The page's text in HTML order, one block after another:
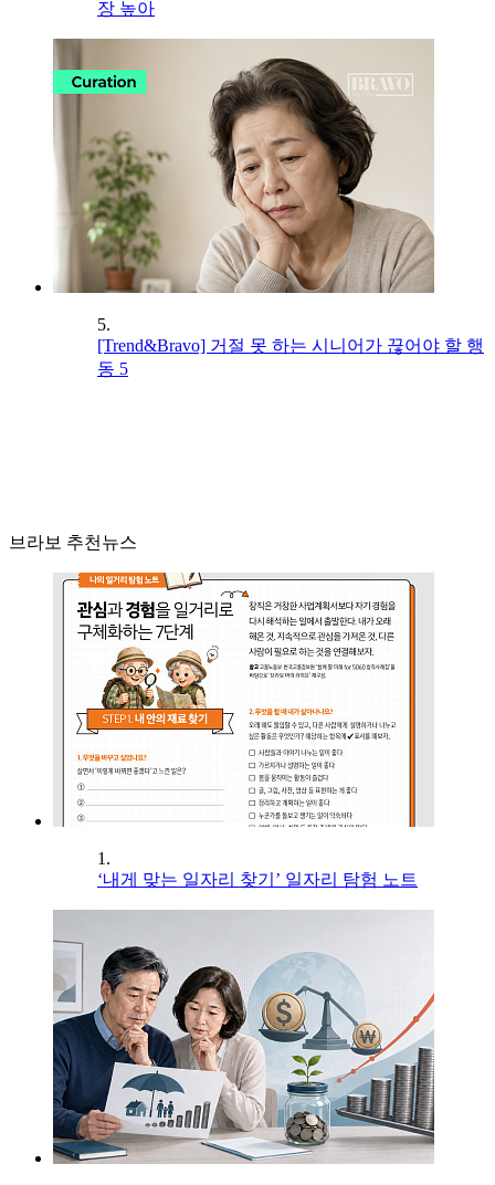
장 높아
5.
[Trend&Bravo] 거절 못 하는 시니어가 끊어야 할 행
동 5
브라보 추천뉴스
1.
‘내게 맞는 일자리 찾기’ 일자리 탐험 노트